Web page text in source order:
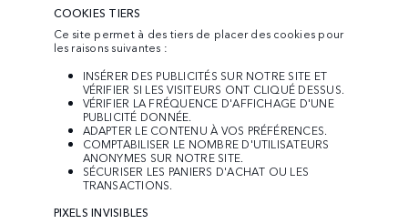
COOKIES TIERS
Ce site permet à des tiers de placer des cookies pour
les raisons suivantes :
INSÉRER DES PUBLICITÉS SUR NOTRE SITE ET
VÉRIFIER SI LES VISITEURS ONT CLIQUÉ DESSUS.
VÉRIFIER LA FRÉQUENCE D'AFFICHAGE D'UNE
PUBLICITÉ DONNÉE.
ADAPTER LE CONTENU À VOS PRÉFÉRENCES.
COMPTABILISER LE NOMBRE D'UTILISATEURS
ANONYMES SUR NOTRE SITE.
SÉCURISER LES PANIERS D'ACHAT OU LES
TRANSACTIONS.
PIXELS INVISIBLES